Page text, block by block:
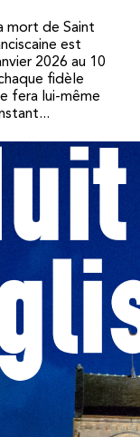
mort de Saint
est
2026 au 10
fidèle
fera lui-même